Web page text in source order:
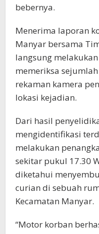
bebernya.
Menerima laporan
Manyar bersama
langsung
memeriksa
rekaman kamera
lokasi kejadian.
Dari hasil
mengidentifikasi
melakukan
sekitar pukul 17.30
diketahui
curian di sebuah
Kecamatan Manyar.
“Motor korban